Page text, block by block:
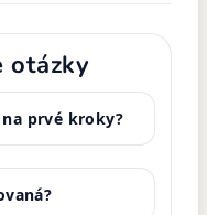
otázky
prvé kroky?